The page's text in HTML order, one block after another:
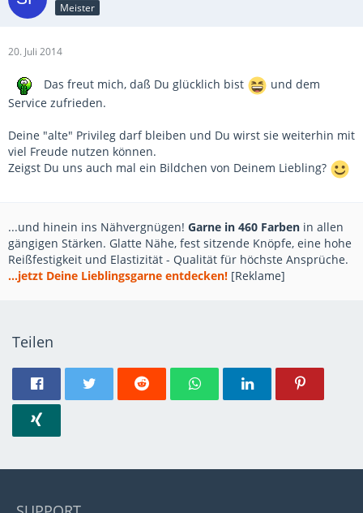
Meister
20. Juli 2014
Das freut mich, daß Du glücklich bist
und dem
Service zufrieden.
Deine "alte" Privileg darf bleiben und Du wirst sie weiterhin mit
viel Freude nutzen können.
Zeigst Du uns auch mal ein Bildchen von Deinem Liebling?
...und hinein ins Nähvergnügen! Garne in 460 Farben in allen
gängigen Stärken. Glatte Nähe, fest sitzende Knöpfe, eine hohe
Reißfestigkeit und Elastizität - Qualität für höchste Ansprüche.
...jetzt Deine Lieblingsgarne entdecken! [Reklame]
Teilen